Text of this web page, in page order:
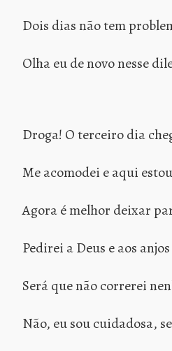
Dois dias não tem
Olha eu de novo nesse
Droga! O terceiro dia
Me acomodei e aqui
Agora é melhor deixar
Pedirei a Deus e aos
Será que não correrei
Não, eu sou cuidadosa,